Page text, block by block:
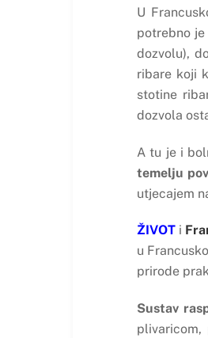
U
potrebno
dozvolu),
ribare koji
stotine
dozvola
A tu je i
temelju
utjecajem
ŽIVOT i
u
prirode
Sustav
plivaricom,